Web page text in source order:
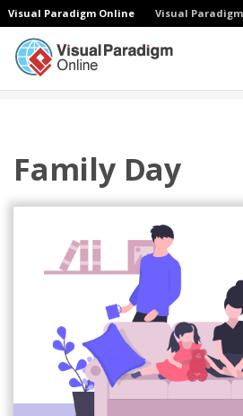
Visual Paradigm Online Visual
Family Day